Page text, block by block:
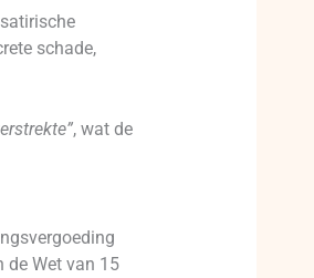
schade,
, wat de
de Wet van 15